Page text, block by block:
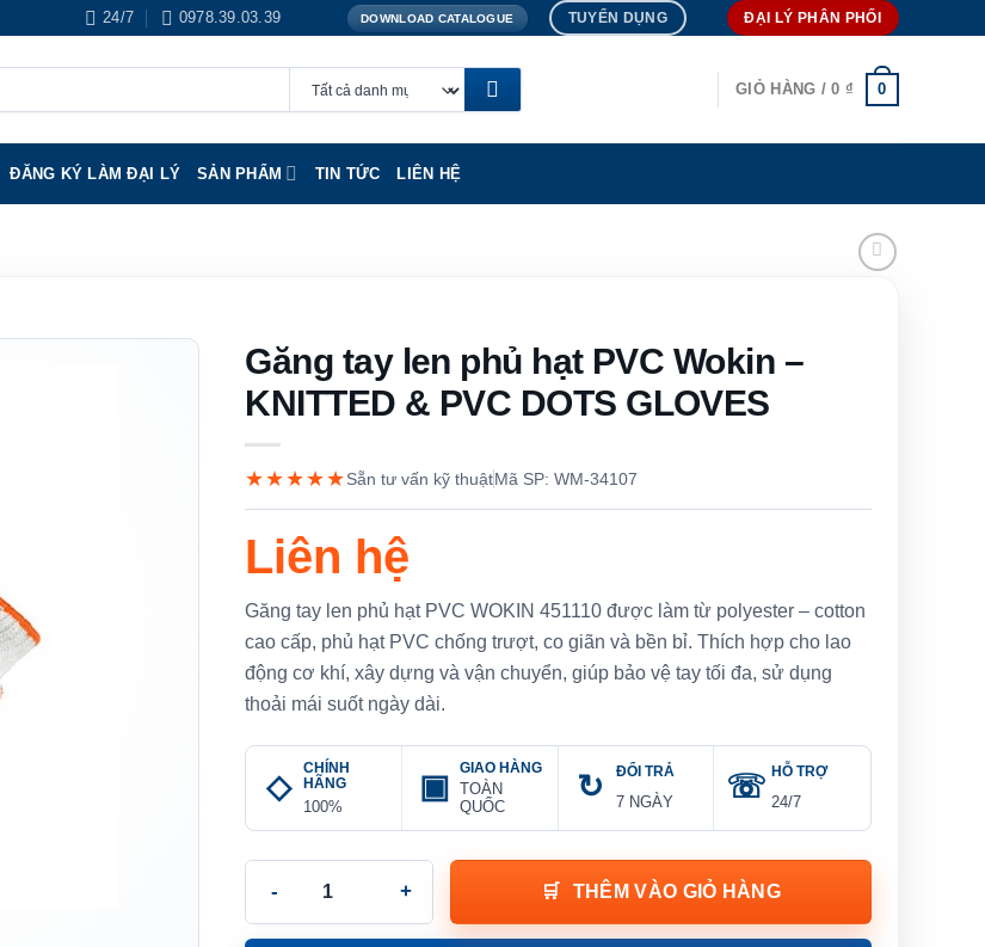
24/7 0978.39.03.39 DOWNLOAD CATALOGUE TUYỂN DỤNG ĐẠI LÝ PHÂN PHỐI
GIỎ HÀNG /0 ₫ 0
ĐĂNG KÝ LÀM ĐẠI LÝ SẢN PHẨM TIN TỨC LIÊN HỆ
Găng tay len phủ hạt PVC Wokin –
KNITTED & PVC DOTS GLOVES
★★★★★Sẵn tư vấn kỹ thuậtMã SP: WM-34107
Liên hệ
Găng tay len phủ hạt PVC WOKIN 451110 được làm từ polyester – cotton
cao cấp, phủ hạt PVC chống trượt, co giãn và bền bỉ. Thích hợp cho lao
động cơ khí, xây dựng và vận chuyển, giúp bảo vệ tay tối đa, sử dụng
thoải mái suốt ngày dài.
CHÍNH
HÃNG
100%
GIAO HÀNG
TOÀN
QUỐC
ĐỔI TRẢ
7 NGÀY
HỖ TRỢ
24/7
THÊM VÀO GIỎ HÀNG